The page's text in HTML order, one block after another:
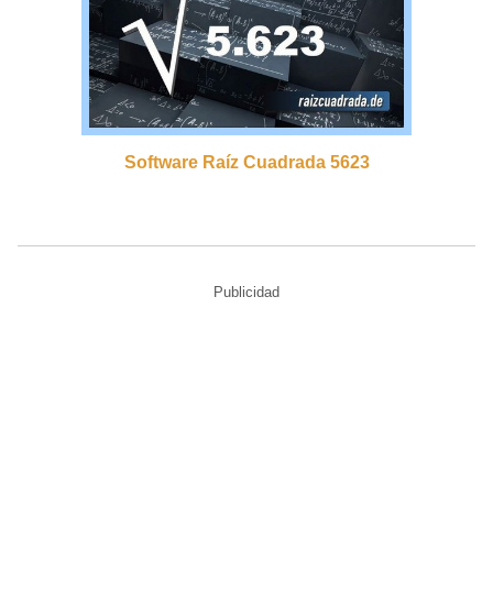
Software Raíz Cuadrada 5623
Publicidad